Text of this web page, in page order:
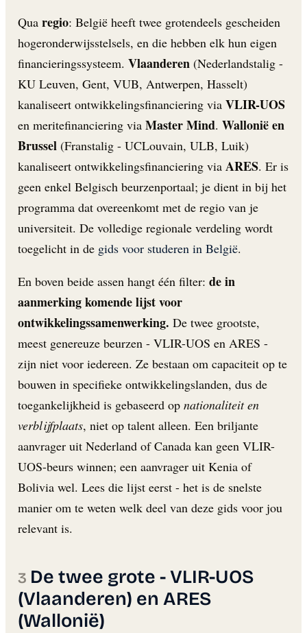
Qua regio: België heeft twee grotendeels gescheiden
hogeronderwijsstelsels, en die hebben elk hun eigen
financieringssysteem. Vlaanderen (Nederlandstalig -
KU Leuven, Gent, VUB, Antwerpen, Hasselt)
kanaliseert ontwikkelingsfinanciering via VLIR-UOS
en meritefinanciering via Master Mind. Wallonië en
Brussel (Franstalig - UCLouvain, ULB, Luik)
kanaliseert ontwikkelingsfinanciering via ARES. Er is
geen enkel Belgisch beurzenportaal; je dient in bij het
programma dat overeenkomt met de regio van je
universiteit. De volledige regionale verdeling wordt
toegelicht in de gids voor studeren in België.
En boven beide assen hangt één filter: de in
aanmerking komende lijst voor
ontwikkelingssamenwerking. De twee grootste,
meest genereuze beurzen - VLIR-UOS en ARES -
zijn niet voor iedereen. Ze bestaan om capaciteit op te
bouwen in specifieke ontwikkelingslanden, dus de
toegankelijkheid is gebaseerd op nationaliteit en
verblijfplaats, niet op talent alleen. Een briljante
aanvrager uit Nederland of Canada kan geen VLIR-
UOS-beurs winnen; een aanvrager uit Kenia of
Bolivia wel. Lees die lijst eerst - het is de snelste
manier om te weten welk deel van deze gids voor jou
relevant is.
De twee grote - VLIR-UOS
(Vlaanderen) en ARES
(Wallonië)